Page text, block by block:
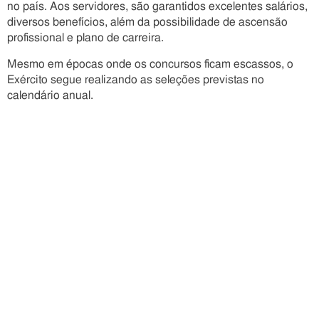
no país. Aos servidores, são garantidos excelentes salários,
diversos benefícios, além da possibilidade de ascensão
profissional e plano de carreira.
Mesmo em épocas onde os concursos ficam escassos, o
Exército segue realizando as seleções previstas no
calendário anual.